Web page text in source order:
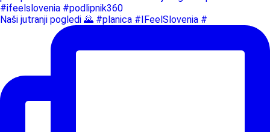
Naši jutranji pogledi 🌄 #planica #IFeelSlovenia #